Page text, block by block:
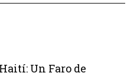
Un Faro de